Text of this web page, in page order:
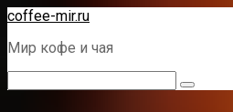
Перейти
контенту
coffee-mir.ru
Мир кофе и чая